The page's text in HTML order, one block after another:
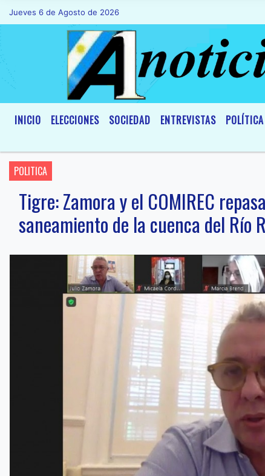
Jueves 6 de Agosto de 2026Hoy es Jueves 6 de Agosto de 2026 y
INICIO ELECCIONES SOCIEDAD ENTREVISTAS POLÍTICA
POLITICA
Tigre: Zamora y el COMIREC
saneamiento de la cuenca del Río